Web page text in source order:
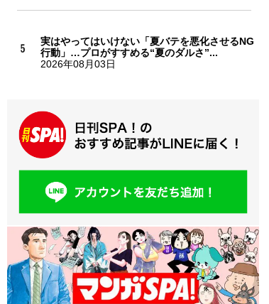
実はやってはいけない「夏バテを悪化させるNG
行動」…プロがすすめる“夏のダルさ”...
2026年08月03日